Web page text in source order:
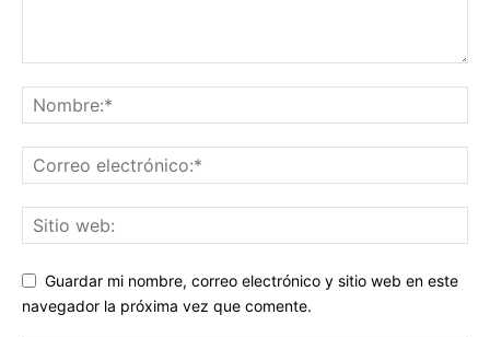
Guardar mi nombre, correo electrónico y sitio web en este
navegador la próxima vez que comente.